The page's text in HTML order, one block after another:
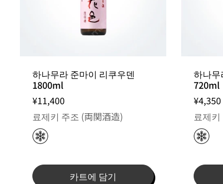
하나무라 준마이 리쿠우덴
1800ml
¥11,400
료제키 주조 (両関酒造)
카트에 담기
하나무
720ml
¥4,350
료제